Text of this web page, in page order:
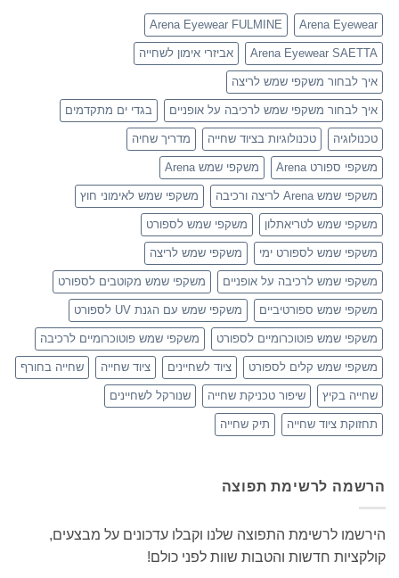
Arena Eyewear
Arena Eyewear FULMINE
Arena Eyewear SAETTA אביזרי אימון לשחייה
איך לבחור משקפי שמש לריצה
איך לבחור משקפי שמש לרכיבה על אופניים בגדי ים מתקדמים
טכנולוגיה טכנולוגיות בציוד שחייה מדריך שחיה
משקפי ספורט Arena משקפי שמש Arena
משקפי שמש Arena לריצה ורכיבה משקפי שמש לאימוני חוץ
משקפי שמש לטריאתלון משקפי שמש לספורט
משקפי שמש לספורט ימי משקפי שמש לריצה
משקפי שמש לרכיבה על אופניים משקפי שמש מקוטבים לספורט
משקפי שמש ספורטיביים משקפי שמש עם הגנת UV לספורט
משקפי שמש פוטוכרומיים לספורט משקפי שמש פוטוכרומיים לרכיבה
משקפי שמש קלים לספורט ציוד לשחיינים ציוד שחייה שחייה בחורף
שחייה בקיץ שיפור טכניקת שחייה שנורקל לשחיינים
תחזוקת ציוד שחייה תיק שחייה
הרשמה לרשימת תפוצה
הירשמו לרשימת התפוצה שלנו וקבלו עדכונים על מבצעים,
קולקציות חדשות והטבות שוות לפני כולם!